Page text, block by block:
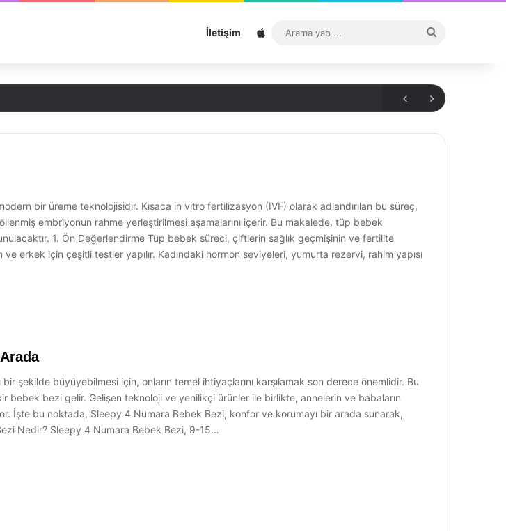
İletişim Sitemap
...
bir üreme teknolojisidir. Kısaca in vitro fertilizasyon (IVF) olarak adlandırılan bu süreç,
embriyonun rahme yerleştirilmesi aşamalarını içerir. Bu makalede, tüp bebek
1. Ön Değerlendirme Tüp bebek süreci, çiftlerin sağlık geçmişinin ve fertilite
erkek için çeşitli testler yapılır. Kadındaki hormon seviyeleri, yumurta rezervi, rahim yapısı
şekilde büyüyebilmesi için, onların temel ihtiyaçlarını karşılamak son derece önemlidir. Bu
bebek bezi gelir. Gelişen teknoloji ve yenilikçi ürünler ile birlikte, annelerin ve babaların
İşte bu noktada, Sleepy 4 Numara Bebek Bezi, konfor ve korumayı bir arada sunarak,
Nedir? Sleepy 4 Numara Bebek Bezi, 9-15…